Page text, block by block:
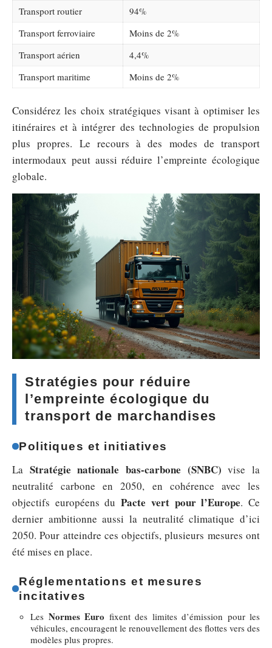
Transport routier
94%
Transport ferroviaire
Moins de 2%
Transport aérien
4,4%
Transport maritime
Moins de 2%
Considérez les choix stratégiques visant à optimiser les
itinéraires et à intégrer des technologies de propulsion
plus propres. Le recours à des modes de transport
intermodaux peut aussi réduire l’empreinte écologique
globale.
Stratégies pour réduire
l’empreinte écologique du
transport de marchandises
Politiques et initiatives
La Stratégie nationale bas-carbone (SNBC) vise la
neutralité carbone en 2050, en cohérence avec les
objectifs européens duPacte vert pour l’Europe. Ce
dernier ambitionne aussi la neutralité climatique d’ici
2050. Pour atteindre ces objectifs, plusieurs mesures ont
été mises en place.
Réglementations et mesures
incitatives
Les Normes Euro fixent des limites d’émission pour les
véhicules, encouragent le renouvellement des flottes vers des
modèles plus propres.